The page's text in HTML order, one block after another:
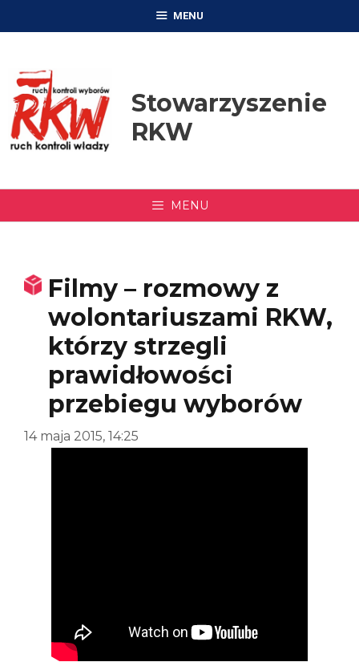
MENU
Stowarzyszenie
RKW
MENU
Filmy – rozmowy z
wolontariuszami RKW,
którzy strzegli
prawidłowości
przebiegu wyborów
14 maja 2015, 14:25